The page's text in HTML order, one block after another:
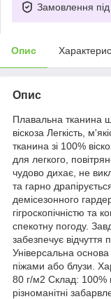
Замовлення
Опис
Опис
Плавальна тканина
віскоза Легкість,
тканина зі 100%
для легкого,
чудово дихає, не
та гарно
демісезонного
гігроскопічністю та
спекотну погоду.
забезпечує
Універсальна
піжами або блузи.
80 г/м2 Склад: 100%
різноманітні